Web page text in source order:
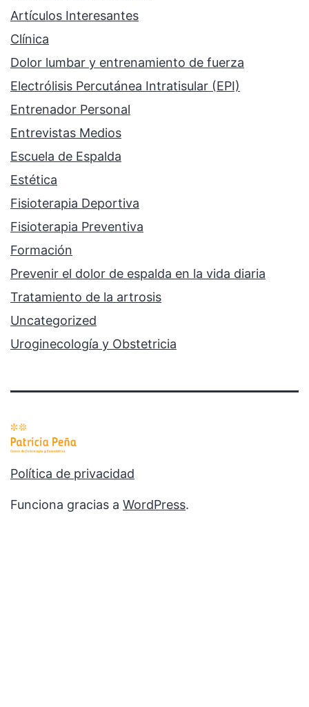
Artículos Interesantes
Clínica
Dolor lumbar y entrenamiento de fuerza
Electrólisis Percutánea Intratisular (EPI)
Entrenador Personal
Entrevistas Medios
Escuela de Espalda
Estética
Fisioterapia Deportiva
Fisioterapia Preventiva
Formación
Prevenir el dolor de espalda en la vida diaria
Tratamiento de la artrosis
Uncategorized
Uroginecología y Obstetricia
Política de privacidad
Funciona gracias a WordPress.